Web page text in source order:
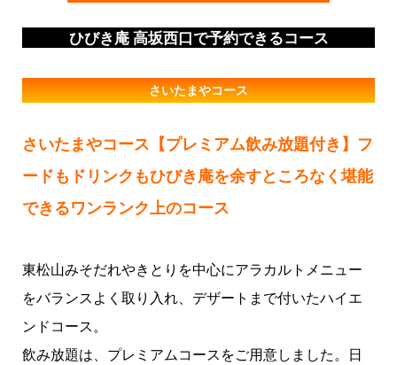
ひびき庵 高坂西口で予約できるコース
さいたまやコース
さいたまやコース【プレミアム飲み放題付き】フ
ードもドリンクもひびき庵を余すところなく堪能
できるワンランク上のコース
東松山みそだれやきとりを中心にアラカルトメニュー
をバランスよく取り入れ、デザートまで付いたハイエ
ンドコース。
飲み放題は、プレミアムコースをご用意しました。日